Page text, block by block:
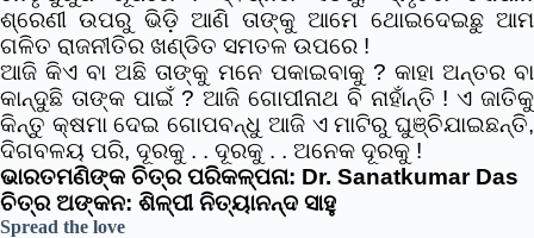
ଶ୍ରେଣୀ ଉପରୁ ଭିଡ଼ି ଆଣି ତାଙ୍କୁ ଆମେ ଥୋଇଦେଇଛୁ ଆମ
ଗଳିତ ରାଜନୀତିର ଖଣ୍ଡିତ ସମତଳ ଉପରେ !
ଆଜି କିଏ ବା ଅଛି ତାଙ୍କୁ ମନେ ପକାଇବାକୁ ? କାହା ଅନ୍ତର ବା
କାନ୍ଦୁଛି ତାଙ୍କ ପାଇଁ ? ଆଜି ଗୋପୀନାଥ ବି ନାହାଁନ୍ତି ! ଏ ଜାତିକୁ
କିନ୍ତୁ କ୍ଷମା ଦେଇ ଗୋପବନ୍ଧୁ ଆଜି ଏ ମାଟିରୁ ଘୁଞ୍ଚିଯାଇଛନ୍ତି,
ଦିଗବଳୟ ପରି, ଦୂରକୁ . . ଦୂରକୁ . . ଅନେକ ଦୂରକୁ !
ଭାରତମଣିଙ୍କ ଚିତ୍ର ପରିକଳ୍ପନା: Dr. Sanatkumar Das
ଚିତ୍ର ଅଙ୍କନ: ଶିଳ୍ପୀ ନିତ୍ୟାନନ୍ଦ ସାହୁ
Spread the love